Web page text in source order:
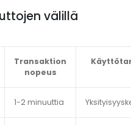
välillä
Transaktion
nopeus
1-2 minuuttia